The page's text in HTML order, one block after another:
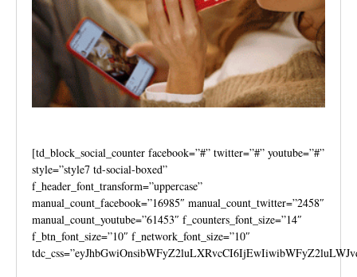
[td_block_social_counter facebook=”#” twitter=”#” youtube=”#”
style=”style7 td-social-boxed”
f_header_font_transform=”uppercase”
manual_count_facebook=”16985″ manual_count_twitter=”2458″
manual_count_youtube=”61453″ f_counters_font_size=”14″
f_btn_font_size=”10″ f_network_font_size=”10″